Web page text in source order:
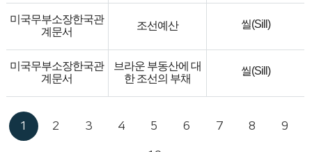
미국무부소장한국관
계문서
조선예산 씰(Sill)
미국무부소장한국관
계문서
브라운 부동산에 대
한 조선의 부채
씰(Sill)
1 2 3 4 5 6 7 8 9